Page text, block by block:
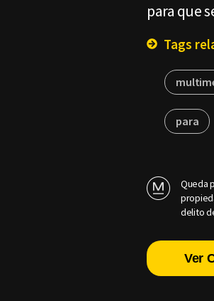
para que
Tags
para
Queda
delito
Ver